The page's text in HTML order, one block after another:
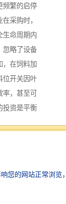
频繁的启停
采购时，
生命周期内
忽略了设备
，在饲料加
位开关因叶
，甚至可
投资是平衡
，针对不
要匹配相
出信号的